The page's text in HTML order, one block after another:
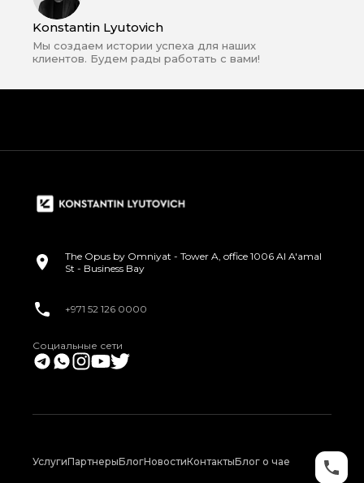
Konstantin Lyutovich
Мы создаем истории успеха для наших
клиентов. Будем рады работать с вами!
The Opus by Omniyat - Tower A, office 1006 Al A'amal
St - Business Bay
+971 52 126 0000
Социальные сети
УслугиПартнерыБлогНовостиКонтактыБлог о чае